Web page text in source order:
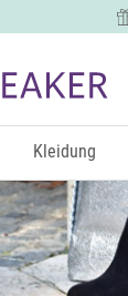
Kleidung